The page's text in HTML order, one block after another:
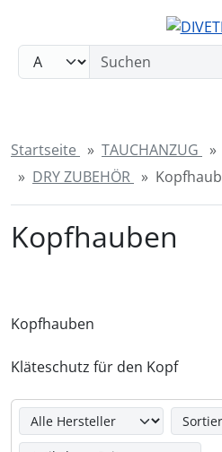
Springe zur Navigation
Springe zu den
Startseite TAUCHANZUG
DRY ZUBEHÖR
Kopfhauben
Kopfhauben
Kläteschutz für den Kopf
Hier können Sie die